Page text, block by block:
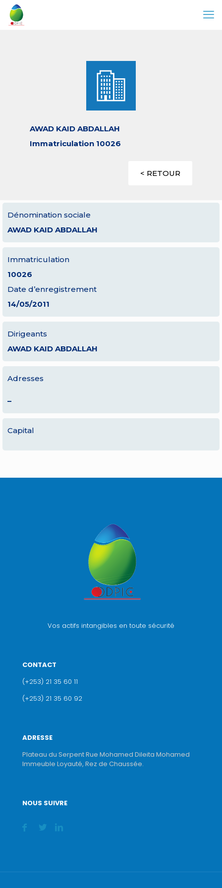
AWAD KAID ABDALLAH
Immatriculation 10026
< RETOUR
Dénomination sociale
AWAD KAID ABDALLAH
Immatriculation
10026
Date d’enregistrement
14/05/2011
Dirigeants
AWAD KAID ABDALLAH
Adresses
–
Capital
Vos actifs intangibles en toute sécurité
CONTACT
(+253) 21 35 60 11
(+253) 21 35 60 92
ADRESSE
Plateau du Serpent Rue Mohamed Dileita Mohamed
Immeuble Loyauté, Rez de Chaussée.
NOUS SUIVRE